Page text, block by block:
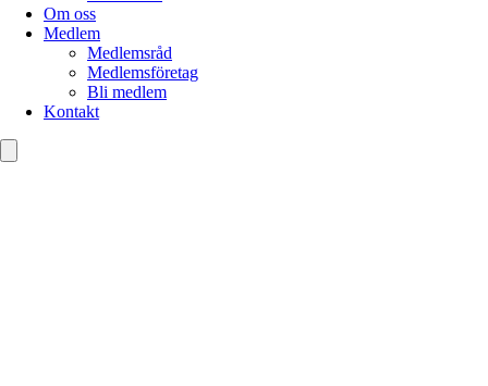
Om oss
Medlem
Medlemsråd
Medlemsföretag
Bli medlem
Kontakt